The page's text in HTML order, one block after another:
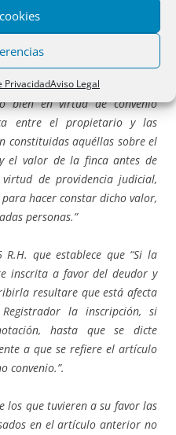
PrivacidadAviso Legal
que haya de ser objeto de la
o derechos reales inscritos,
bien en virtud de convenio
entre el propietario y las
constituidas aquéllas sobre el
el valor de la finca antes de
de providencia judicial,
hacer constar dicho valor,
personas.”
que establece que “Si la
inscrita a favor del deudor y
resultare que está afecta
la inscripción, si
hasta que se dicte
a que se refiere el artículo
convenio.”.
los que tuvieren a su favor las
en el artículo anterior no